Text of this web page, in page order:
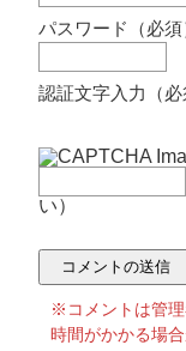
パスワード（必須
認証文字入力（必
い）
※コメントは管
時間がかかる場合